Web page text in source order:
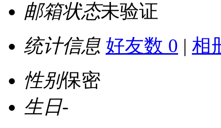
邮箱状态未验证
统计信息 好友数 0 | 相
性别保密
生日-